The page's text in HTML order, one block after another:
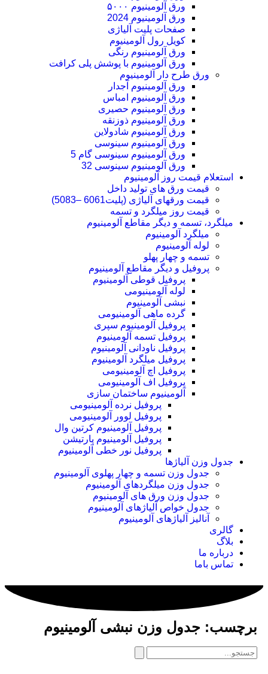
ورق آلومینیوم ۵۰۰۰
ورق آلومینیوم 2024
صفحات پلیت آلیاژی
کویل رول آلومینیوم
ورق‌ آلومینیوم رنگی
ورق آلومینیوم با پوشش پلی کرافت
ورق طرح دار آلومینیوم
ورق آلومینیوم آجدار
ورق آلومینیوم امباس
ورق آلومینیوم حصیری
ورق آلومینیوم ذوزنقه
ورق آلومینیوم شادولاین
ورق آلومینیوم سینوسی
ورق آلومینیوم سینوسی گام 5
ورق آلومینیوم سینوسی 32
استعلام قیمت روز آلومینیوم
قیمت ورق های تولید داخل
قیمت ورقهای آلیاژی (پلیت6061 –5083)
قیمت روز میلگرد و تسمه
میلگرد، تسمه و دیگر مقاطع آلومینیوم
میلگرد آلومینیوم
لوله آلومینیوم
تسمه و چهار پهلو
پروفیل و دیگر مقاطع آلومینیوم
پروفیل قوطی آلومینیوم
لوله آلومینیومی
نبشی آلومینیوم
گرده ماهی آلومینیومی
پروفیل آلومینیوم سپری
پروفیل تسمه آلومینیوم
پروفیل ناودانی آلومینیوم
پروفیل میلگرد آلومینیوم
پروفیل اچ آلومینیومی
پروفیل اف آلومینیومی
آلومینیوم ساختمان سازی
پروفیل نرده آلومینیومی
پروفیل لوور آلومینیومی
پروفیل آلومینیوم کرتین وال
پروفیل آلومینیوم پارتیشن
پروفیل نور خطی آلومینیوم
جدول وزن آلیاژها
جدول وزن تسمه و چهار پهلوی آلومینیوم
جدول وزن میلگردهای آلومینیوم
جدول وزن ورق های آلومینیوم
جدول خواص آلیاژهای آلومینیوم
آنالیز آلیاژهای آلومینیوم
گالری
بلاگ
درباره ما
تماس باما
برچسب: جدول وزن نبشی آلومینیوم